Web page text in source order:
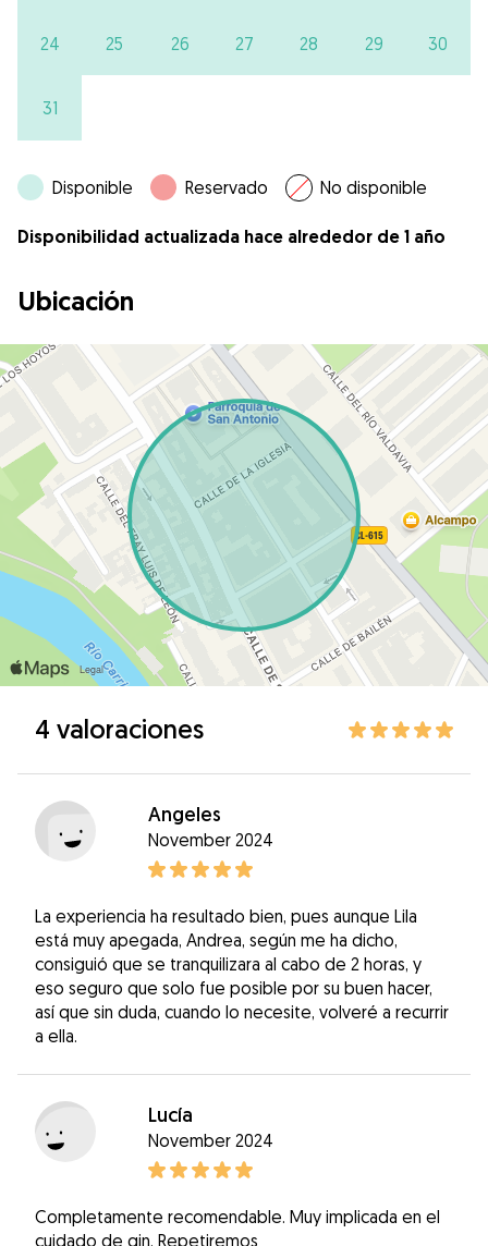
24 25 26 27 28 29 30
31
Disponible Reservado No disponible
Disponibilidad actualizada hace alrededor de 1 año
Ubicación
4 valoraciones
Angeles
November 2024
La experiencia ha resultado bien, pues aunque Lila
está muy apegada, Andrea, según me ha dicho,
consiguió que se tranquilizara al cabo de 2 horas, y
eso seguro que solo fue posible por su buen hacer,
así que sin duda, cuando lo necesite, volveré a recurrir
a ella.
Lucía
November 2024
Completamente recomendable. Muy implicada en el
cuidado de gin. Repetiremos